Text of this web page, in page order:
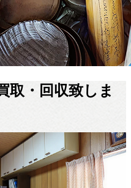
取・回収致しま